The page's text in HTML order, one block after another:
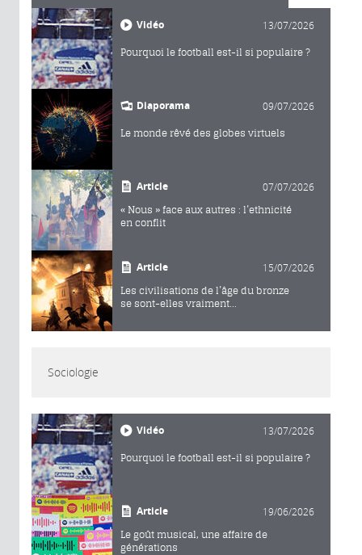
Vidéo 13/07/2026
Pourquoi le football est-il si populaire ?
Diaporama 09/07/2026
Le monde rêvé des globes virtuels
Article 07/07/2026
« Nous » face aux autres : l’ethnicité
en conflit
Article 15/07/2026
Les civilisations de l’âge du bronze
se sont-elles vraiment...
Sociologie
Vidéo 13/07/2026
Pourquoi le football est-il si populaire ?
Article 19/06/2026
Le goût musical, une affaire de
générations